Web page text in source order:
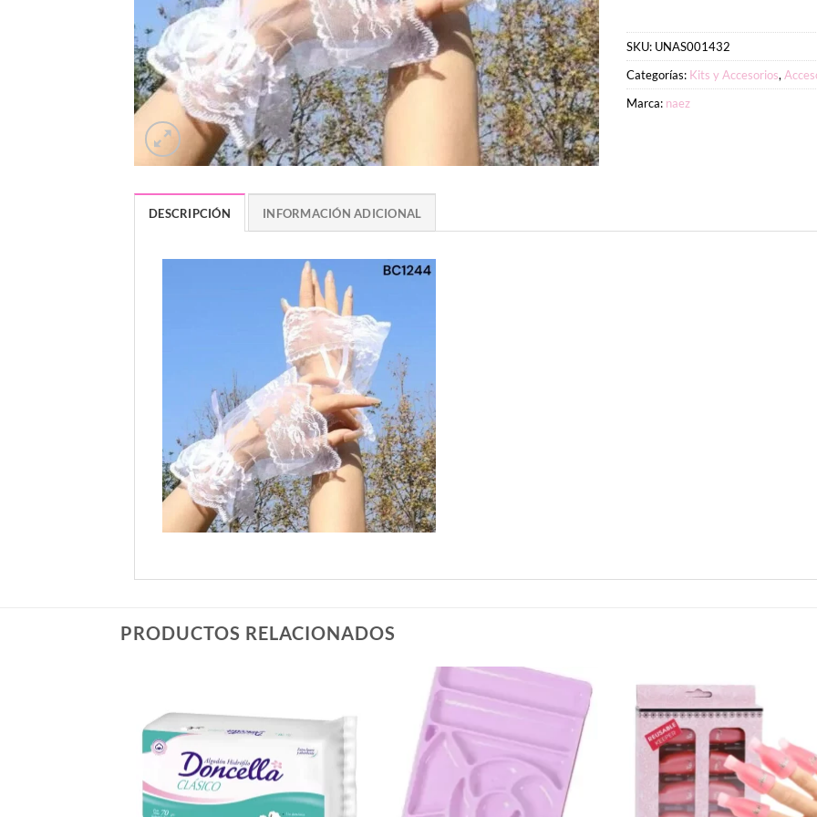
SKU: UNAS001432
Categorías: Kits y Accesorios,
Marca: naez
DESCRIPCIÓN INFORMACIÓN ADICIONAL
PRODUCTOS RELACIONADOS